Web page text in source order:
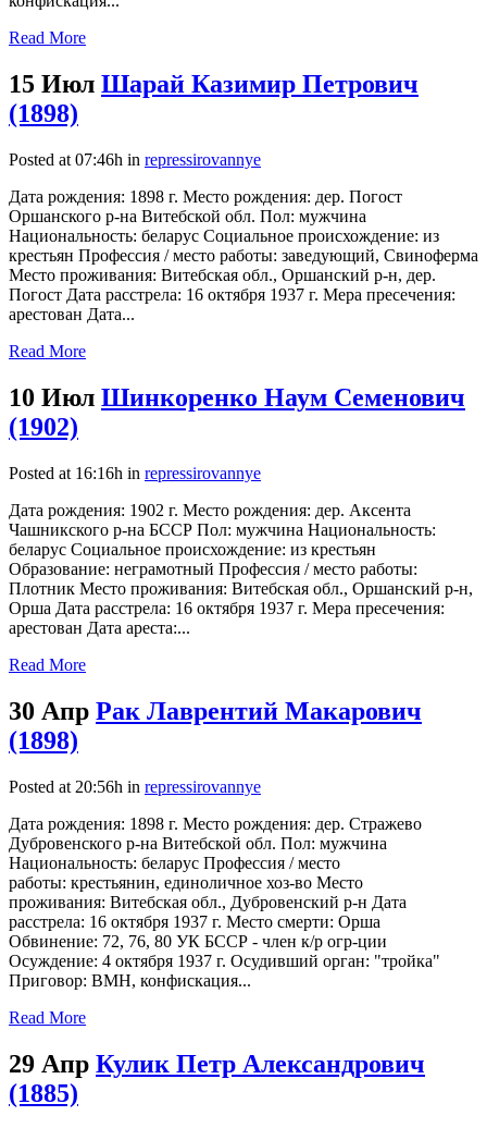
Read More
15 Июл Шарай Казимир Петрович
(1898)
Posted at 07:46h in repressirovannye
Дата рождения: 1898 г. Место рождения: дер. Погост
Оршанского р-на Витебской обл. Пол: мужчина
Национальность: беларус Социальное происхождение: из
крестьян Профессия / место работы: заведующий, Свиноферма
Место проживания: Витебская обл., Оршанский р-н, дер.
Погост Дата расстрела: 16 октября 1937 г. Мера пресечения:
арестован Дата...
Read More
10 Июл Шинкоренко Наум Семенович
(1902)
Posted at 16:16h in repressirovannye
Дата рождения: 1902 г. Место рождения: дер. Аксента
Чашникского р-на БССР Пол: мужчина Национальность:
беларус Социальное происхождение: из крестьян
Образование: неграмотный Профессия / место работы:
Плотник Место проживания: Витебская обл., Оршанский р-н,
Орша Дата расстрела: 16 октября 1937 г. Мера пресечения:
арестован Дата ареста:...
Read More
30 Апр Рак Лаврентий Макарович
(1898)
Posted at 20:56h in repressirovannye
Дата рождения: 1898 г. Место рождения: дер. Стражево
Дубровенского р-на Витебской обл. Пол: мужчина
Национальность: беларус Профессия / место
работы: крестьянин, единоличное хоз-во Место
проживания: Витебская обл., Дубровенский р-н Дата
расстрела: 16 октября 1937 г. Место смерти: Орша
Обвинение: 72, 76, 80 УК БССР - член к/р огр-ции
Осуждение: 4 октября 1937 г. Осудивший орган: "тройка"
Приговор: ВМН, конфискация...
Read More
29 Апр Кулик Петр Александрович
(1885)